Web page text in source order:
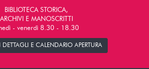
BIBLIOTECA STORICA,
ARCHIVI E MANOSCRITTI
- venerdì 8.30 - 18.30
E CALENDARIO APERTURA